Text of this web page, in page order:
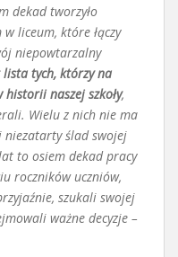
dekad tworzyło
liceum, które łączy
niepowtarzalny
lista tych, którzy na
historii naszej szkoły,
Wielu z nich nie ma
niezatarty ślad swojej
to osiem dekad pracy
roczników uczniów,
szukali swojej
ważne decyzje –